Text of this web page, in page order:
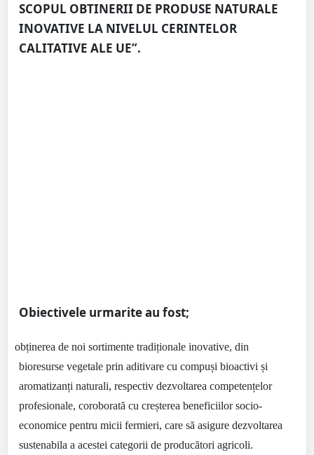
SCOPUL OBTINERII DE PRODUSE NATURALE
INOVATIVE LA NIVELUL CERINTELOR
CALITATIVE ALE UE”.
Obiectivele urmarite au fost;
obținerea de noi sortimente tradiționale inovative, din
bioresurse vegetale prin aditivare cu compuși bioactivi și
aromatizanți naturali, respectiv dezvoltarea competențelor
profesionale, coroborată cu creșterea beneficiilor socio-
economice pentru micii fermieri, care să asigure dezvoltarea
sustenabila a acestei categorii de producători agricoli.